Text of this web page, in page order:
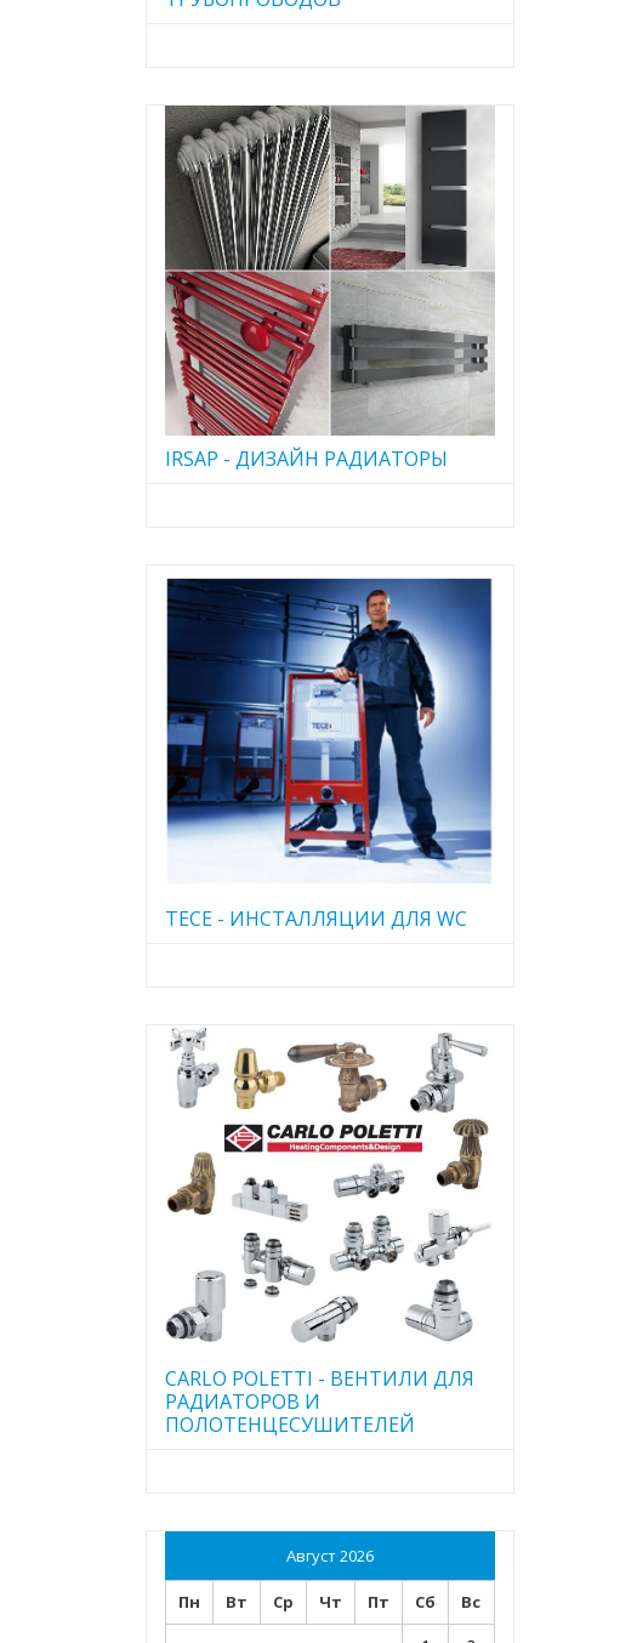
IRSAP - ДИЗАЙН РАДИАТОРЫ
TECE - ИНСТАЛЛЯЦИИ ДЛЯ WC
CARLO POLETTI - ВЕНТИЛИ ДЛЯ
РАДИАТОРОВ И
ПОЛОТЕНЦЕСУШИТЕЛЕЙ
Август 2026
Пн Вт Ср Чт Пт Сб
Вс